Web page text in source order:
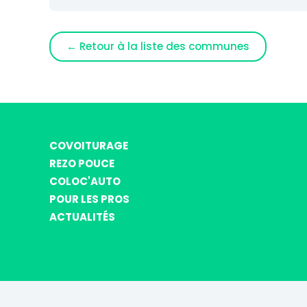
← Retour à la liste des communes
COVOITURAGE
REZO POUCE
COLOC'AUTO
POUR LES PROS
ACTUALITÉS